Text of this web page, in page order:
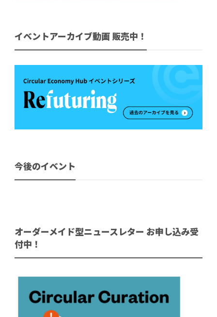
イベントアーカイブ動画 販売中！
今後のイベント
オーダーメイド型ニュースレター お申し込み受
付中！